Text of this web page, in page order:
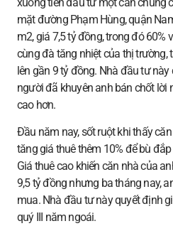
mặt đường Phạm Hùng, quận
m2, giá 7,5 tỷ đồng, trong đó 60%
cùng đà tăng nhiệt của thị trường,
lên gần 9 tỷ đồng. Nhà đầu tư
người đã khuyên anh bán chốt
cao hơn.
Đầu năm nay, sốt ruột khi thấy
tăng giá thuê thêm 10% để bù
Giá thuê cao khiến căn nhà của
9,5 tỷ đồng nhưng ba tháng nay,
mua. Nhà đầu tư này quyết định
quý III năm ngoái.